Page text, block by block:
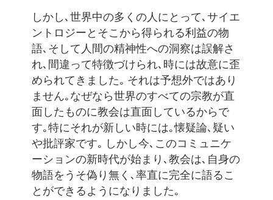
しかし､世界中の多くの人にとって､サイエ
ントロジーとそこから得られる利益の物
語､そして人間の精神性への洞察は誤解さ
れ､間違って特徴づけられ､時には故意に歪
められてきました｡ それは予想外ではあり
ません｡なぜなら世界のすべての宗教が直
面したものに教会は直面しているからで
す｡特にそれが新しい時には｡懐疑論､疑い
や批評家です｡ しかし今､このコミュニケ
ーションの新時代が始まり､教会は､自身の
物語をうそ偽り無く､率直に完全に語るこ
とができるようになりました｡